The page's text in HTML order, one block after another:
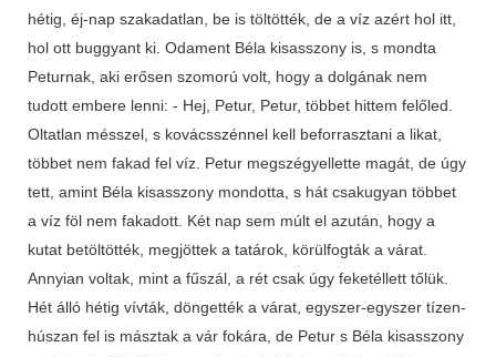
hétig, éj-nap szakadatlan, be is töltötték, de a víz azért hol itt,
hol ott buggyant ki. Odament Béla kisasszony is, s mondta
Peturnak, aki erősen szomorú volt, hogy a dolgának nem
tudott embere lenni: - Hej, Petur, Petur, többet hittem felőled.
Oltatlan mésszel, s kovácsszénnel kell beforrasztani a likat,
többet nem fakad fel víz. Petur megszégyellette magát, de úgy
tett, amint Béla kisasszony mondotta, s hát csakugyan többet
a víz föl nem fakadott. Két nap sem múlt el azután, hogy a
kutat betöltötték, megjöttek a tatárok, körülfogták a várat.
Annyian voltak, mint a fűszál, a rét csak úgy feketéllett tőlük.
Hét álló hétig vívták, döngették a várat, egyszer-egyszer tízen-
húszan fel is másztak a vár fokára, de Petur s Béla kisasszony